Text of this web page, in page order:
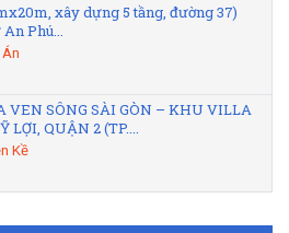
xây dựng 5 tầng, đường 37)
Phú...
VEN SÔNG SÀI GÒN – KHU VILLA
LỢI, QUẬN 2 (TP....
Kề